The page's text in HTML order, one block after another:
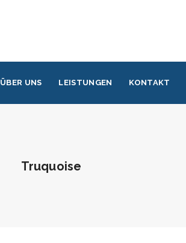
ÜBER UNS LEISTUNGEN KONTAKT
Truquoise